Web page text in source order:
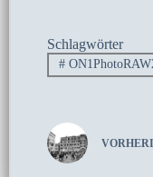
Schlagwörter
#